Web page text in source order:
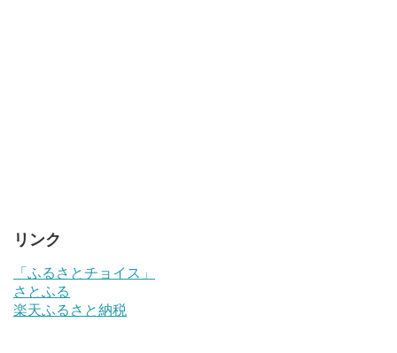
リンク
「ふるさとチョイス」
さとふる
楽天ふるさと納税